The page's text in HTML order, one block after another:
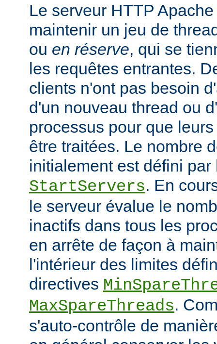
Le serveur HTTP
maintenir un jeu de
ou en réserve, qui se
les requêtes entrantes.
clients n'ont pas besoin
d'un nouveau thread ou
processus pour que
être traitées. Le nombre
initialement est défini par
StartServers. En
le serveur évalue le
inactifs dans tous les
en arrête de façon à
l'intérieur des limites
directives
MaxSpareThreads.
s'auto-contrôle de